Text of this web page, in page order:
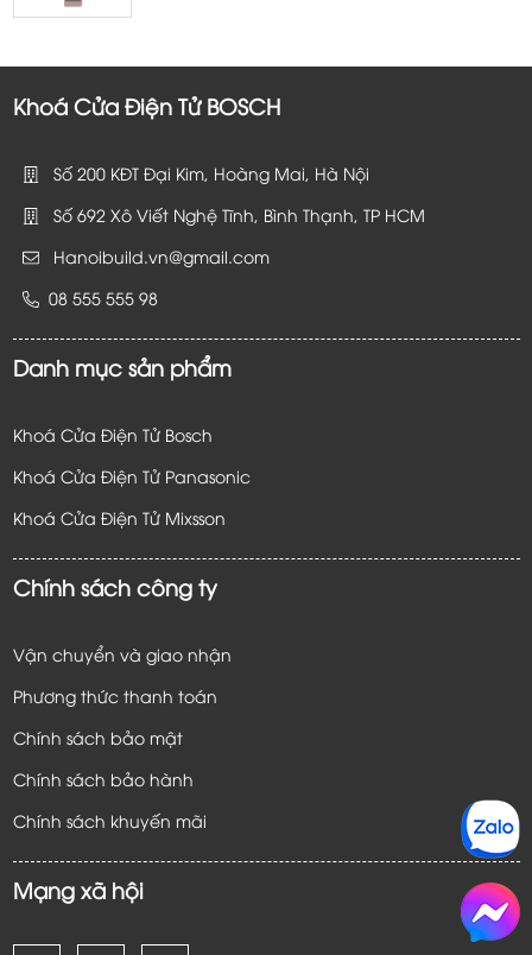
Khoá Cửa Điện Tử BOSCH
Số 200 KĐT Đại Kim, Hoàng Mai, Hà Nội
Số 692 Xô Viết Nghệ Tĩnh, Bình Thạnh, TP HCM
Hanoibuild.vn@gmail.com
08 555 555 98
Danh mục sản phẩm
Khoá Cửa Điện Tử Bosch
Khoá Cửa Điện Tử Panasonic
Khoá Cửa Điện Tử Mixsson
Chính sách công ty
Vận chuyển và giao nhận
Phương thức thanh toán
Chính sách bảo mật
Chính sách bảo hành
Chính sách khuyến mãi
Mạng xã hội